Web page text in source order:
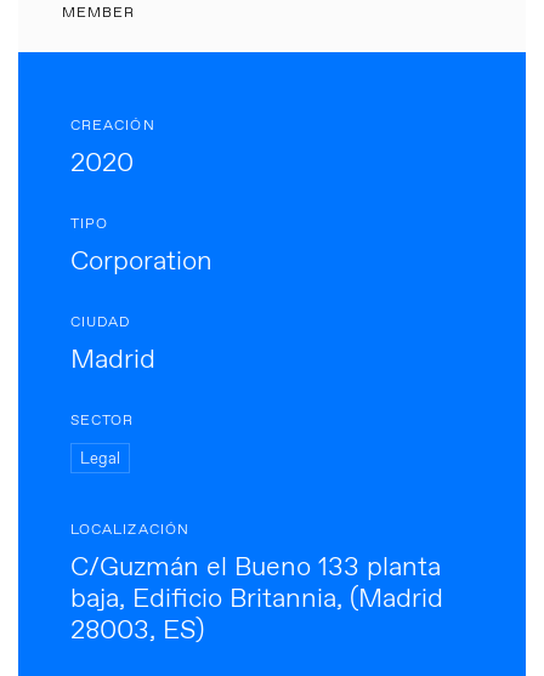
MEMBER
CREACIÓN
2020
TIPO
Corporation
CIUDAD
Madrid
SECTOR
Legal
LOCALIZACIÓN
C/Guzmán el Bueno 133 planta
baja, Edificio Britannia, (Madrid
28003, ES)